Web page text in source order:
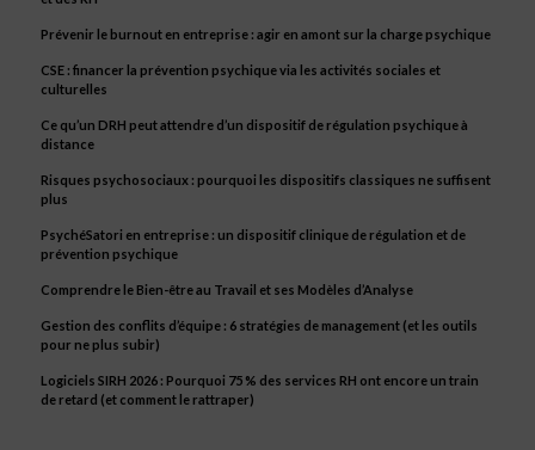
Prévenir le burnout en entreprise : agir en amont sur la charge psychique
CSE : financer la prévention psychique via les activités sociales et
culturelles
Ce qu’un DRH peut attendre d’un dispositif de régulation psychique à
distance
Risques psychosociaux : pourquoi les dispositifs classiques ne suffisent
plus
PsychéSatori en entreprise : un dispositif clinique de régulation et de
prévention psychique
Comprendre le Bien-être au Travail et ses Modèles d’Analyse
Gestion des conflits d’équipe : 6 stratégies de management (et les outils
pour ne plus subir)
Logiciels SIRH 2026 : Pourquoi 75 % des services RH ont encore un train
de retard (et comment le rattraper)